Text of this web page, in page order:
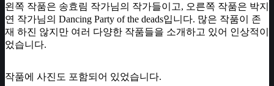
왼쪽 작품은 송효림 작가님의 작가들이고, 오른쪽 작품은 박지
연 작가님의 Dancing Party of the deads입니다. 많은 작품이 존
재 하진 않지만 여러 다양한 작품들을 소개하고 있어 인상적이
었습니다.
작품에 사진도 포함되어 있었습니다.